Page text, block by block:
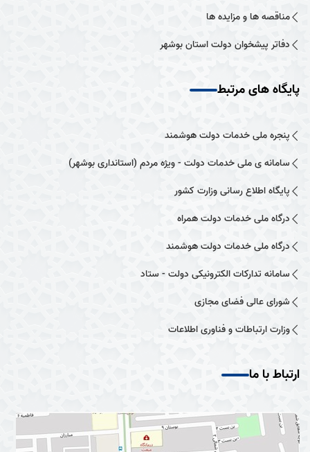
مناقصه ها و مزایده ها
دفاتر پیشخوان دولت استان بوشهر
پایگاه های مرتبط
پنجره ملی خدمات دولت هوشمند
سامانه ی ملی خدمات دولت - ویژه مردم (استانداری بوشهر)
پایگاه اطلاع رسانی وزارت کشور
درگاه ملی خدمات دولت همراه
درگاه ملی خدمات دولت هوشمند
سامانه تدارکات الکترونیکی دولت - ستاد
شورای عالی فضای مجازی
وزارت ارتباطات و فناوری اطلاعات
ارتباط با ما